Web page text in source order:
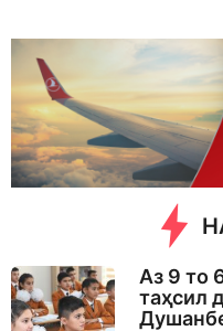
g
o
Аз 9 то
таҳсил